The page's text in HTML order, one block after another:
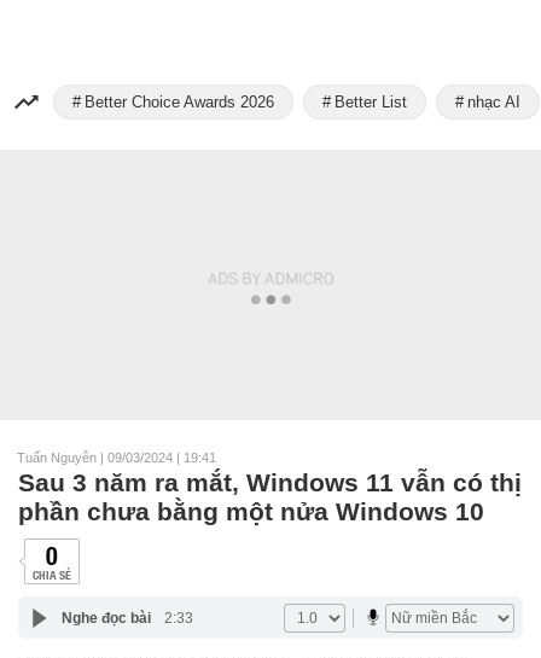
Better Choice Awards 2026 Better List nhạc AI
Tuấn Nguyễn | 09/03/2024 | 19:41
Sau 3 năm ra mắt, Windows 11 vẫn có thị
phần chưa bằng một nửa Windows 10
0
CHIA SẺ
Nghe đọc bài 2:33